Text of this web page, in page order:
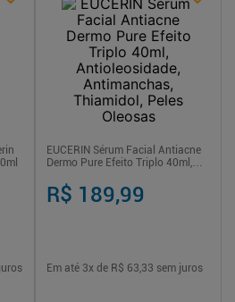
EUCERIN Sérum Facial Antiacne
Dermo Pure Efeito Triplo 40ml,
Thiamidol, Peles Oleosas
R$ 189,99
Em até 3x de R$ 63,33 sem juros